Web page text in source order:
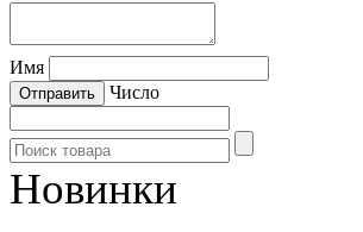
Имя
Число
Новинки